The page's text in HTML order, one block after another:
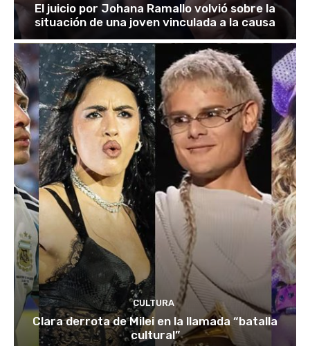
El juicio por Johana Ramallo volvió sobre la
situación de una joven vinculada a la causa
CULTURA
Clara derrota de Milei en la llamada “batalla
cultural”